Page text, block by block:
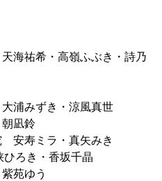
祐希・高嶺ふぶき・詩乃
浦みずき・涼風真世
凪鈴
安寿ミラ・真矢みき
ろき・香坂千晶
苑ゆう